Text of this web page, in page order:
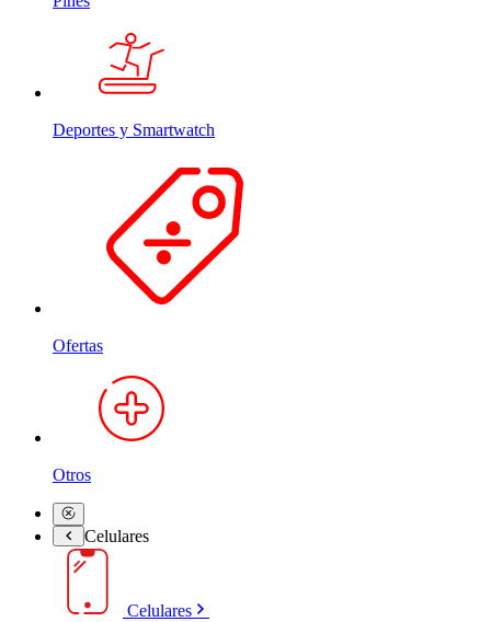
Deportes y Smartwatch
Ofertas
Otros
Celulares
Celulares